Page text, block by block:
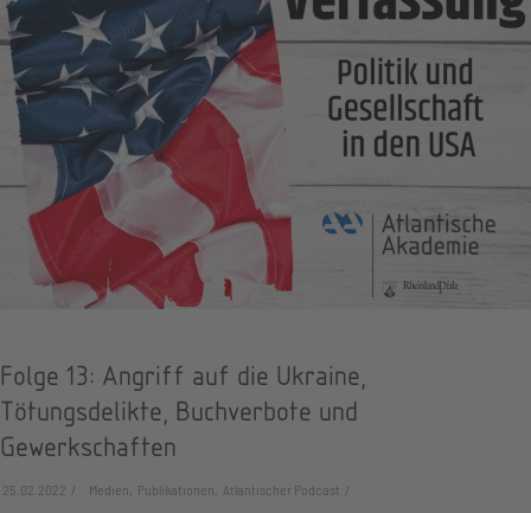
Folge 13: Angriff auf die Ukraine,
Tötungsdelikte, Buchverbote und
Gewerkschaften
25.02.2022 Medien, Publikationen, Atlantischer Podcast